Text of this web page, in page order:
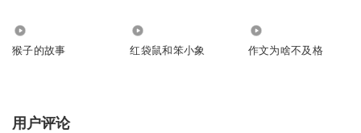
猴子的故事 红袋鼠和笨小象 作文为啥不及格
用户评论